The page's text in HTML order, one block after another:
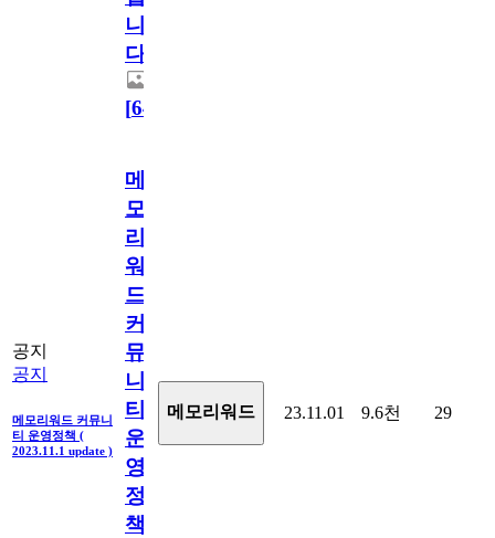
니
다.
[64
공지
공지
메모리워드 커뮤니
티 운영정책 (
2023.11.1 update )
메
모
리
워
드
커
뮤
니
티
운
영
정
책
메모리워드 23.11.01 9.6천 29